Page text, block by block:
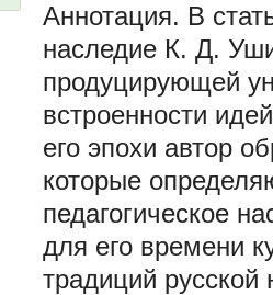
В
наследие К. Д.
продуцирующей
встроенности
его эпохи автор
которые
педагогическое
для его времени
традиций